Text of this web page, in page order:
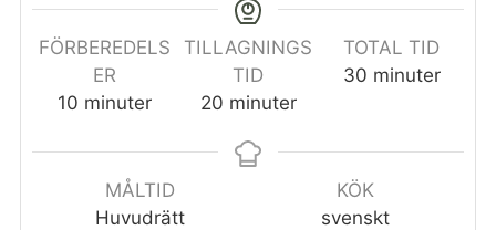
FÖRBEREDELS
ER
10 minuter
TILLAGNINGS
TID
20 minuter
TOTAL TID
30 minuter
MÅLTID
Huvudrätt
KÖK
svenskt